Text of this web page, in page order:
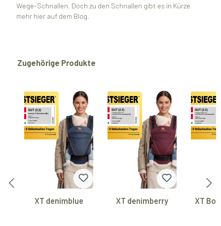
Wege-Schnallen. Doch zu den Schnallen gibt es in Kürze
mehr hier auf dem Blog.
Produktgalerie überspringen
Zugehörige Produkte
XT denimblue XT denimberry XT